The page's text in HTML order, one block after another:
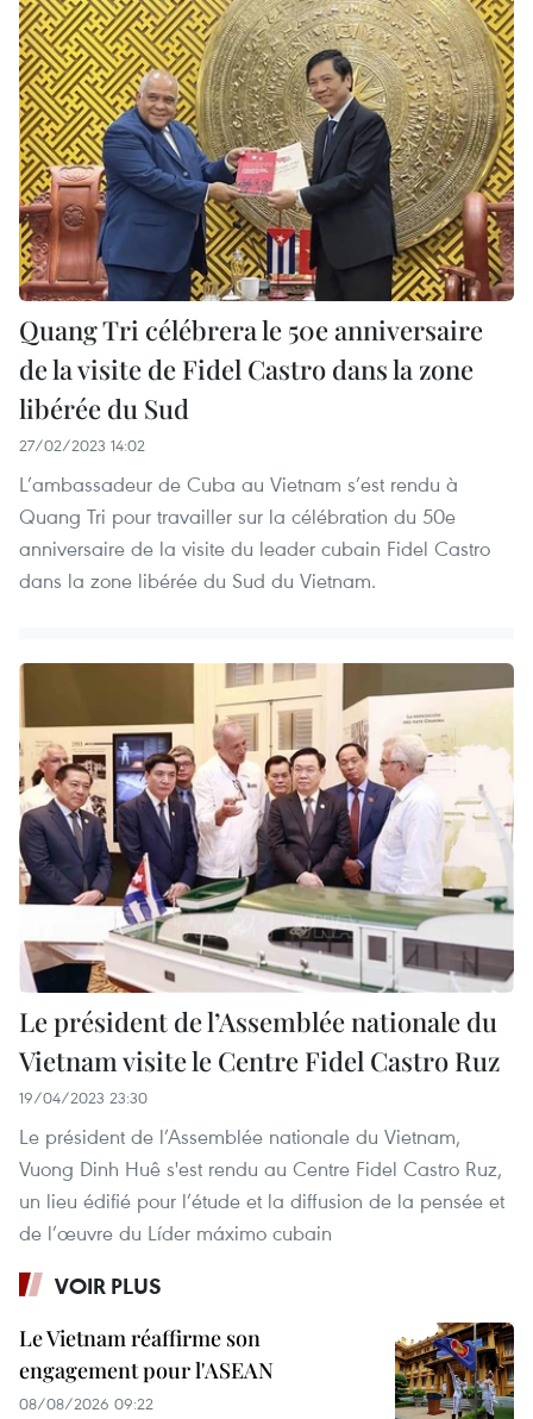
Quang Tri célébrera le 50e anniversaire
de la visite de Fidel Castro dans la zone
libérée du Sud
27/02/2023 14:02
L’ambassadeur de Cuba au Vietnam s’est rendu à
Quang Tri pour travailler sur la célébration du 50e
anniversaire de la visite du leader cubain Fidel Castro
dans la zone libérée du Sud du Vietnam.
Le président de l’Assemblée nationale du
Vietnam visite le Centre Fidel Castro Ruz
19/04/2023 23:30
Le président de l’Assemblée nationale du Vietnam,
Vuong Dinh Huê s'est rendu au Centre Fidel Castro Ruz,
un lieu édifié pour l’étude et la diffusion de la pensée et
de l’œuvre du Líder máximo cubain
VOIR PLUS
Le Vietnam réaffirme son
engagement pour l'ASEAN
08/08/2026 09:22